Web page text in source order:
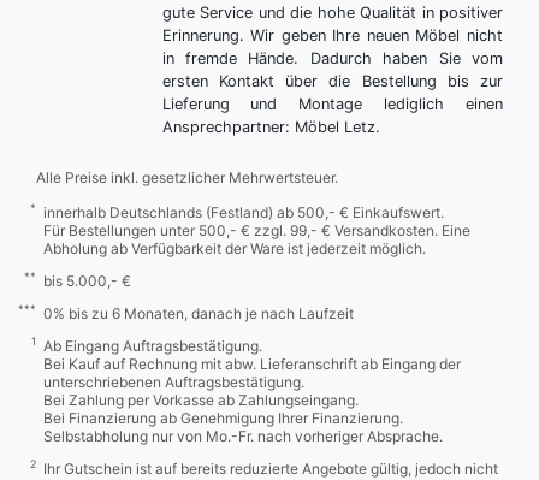
gute Service und die hohe Qualität in positiver
Erinnerung. Wir geben Ihre neuen Möbel nicht
in fremde Hände. Dadurch haben Sie vom
ersten Kontakt über die Bestellung bis zur
Lieferung und Montage lediglich einen
Ansprechpartner: Möbel Letz.
Alle Preise inkl. gesetzlicher Mehrwertsteuer.
*
innerhalb Deutschlands (Festland) ab 500,- € Einkaufswert.
Für Bestellungen unter 500,- € zzgl. 99,- € Versandkosten. Eine
Abholung ab Verfügbarkeit der Ware ist jederzeit möglich.
** bis 5.000,- €
*** 0% bis zu 6 Monaten, danach je nach Laufzeit
1
Ab Eingang Auftragsbestätigung.
Bei Kauf auf Rechnung mit abw. Lieferanschrift ab Eingang der
unterschriebenen Auftragsbestätigung.
Bei Zahlung per Vorkasse ab Zahlungseingang.
Bei Finanzierung ab Genehmigung Ihrer Finanzierung.
Selbstabholung nur von Mo.-Fr. nach vorheriger Absprache.
2
Ihr Gutschein ist auf bereits reduzierte Angebote gültig, jedoch nicht